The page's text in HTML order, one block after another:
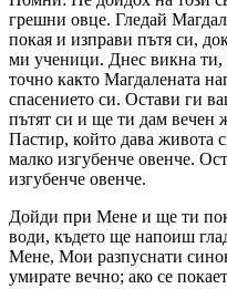
грешни овце. Гледай
покая и изправи пътя си,
ми ученици. Днес викна ти,
точно както Магдалената
спасението си. Остави ги
пътят си и ще ти дам вечен
Пастир, който дава живота
малко изгубенче овенче.
изгубенче овенче.
Дойди при Мене и ще ти
води, където ще напоиш
Мене, Мои разпуснати
умирате вечно; ако се